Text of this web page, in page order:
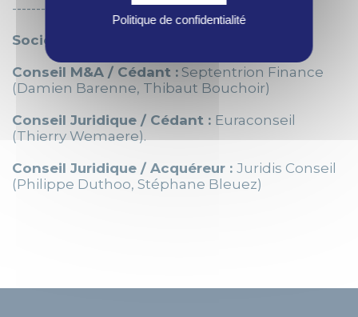
---------------
Société :
Conseil M&A / Cédant : Septentrion Finance
(Damien Barenne, Thibaut Bouchoir)
Conseil Juridique / Cédant : Euraconseil
(Thierry Wemaere).
Conseil Juridique / Acquéreur : Juridis Conseil
(Philippe Duthoo, Stéphane Bleuez)
Politique de confidentialité